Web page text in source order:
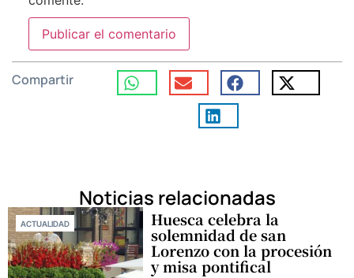
Compartir
Noticias relacionadas
ACTUALIDAD Huesca celebra la
solemnidad de san
Lorenzo con la procesión
y misa pontifical